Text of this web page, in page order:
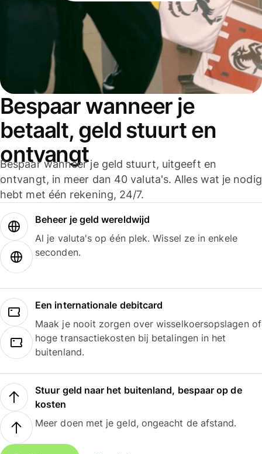
Bespaar wanneer je
betaalt, geld stuurt en
ontvangt
Bespaar wanneer je geld stuurt, uitgeeft en
ontvangt, in meer dan 40 valuta's. Alles wat je nodig
hebt met één rekening, 24/7.
Beheer je geld wereldwijd
Al je valuta's op één plek. Wissel ze in enkele
seconden.
Een internationale debitcard
Maak je nooit zorgen over wisselkoersopslagen of
hoge transactiekosten bij betalingen in het
buitenland.
Stuur geld naar het buitenland, bespaar op de
kosten
Meer doen met je geld, ongeacht de afstand.